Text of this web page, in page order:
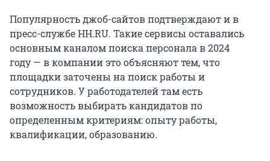
Популярность джоб-сайтов подтверждают и в
пресс-службе HH.RU. Такие сервисы оставались
основным каналом поиска персонала в 2024
году — в компании это объясняют тем, что
площадки заточены на поиск работы и
сотрудников. У работодателей там есть
возможность выбирать кандидатов по
определенным критериям: опыту работы,
квалификации, образованию.